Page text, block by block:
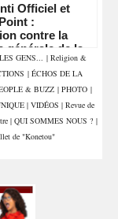
Officiel et
:
contre la
générale de la
Aïda
GENS... | Religion &
| ÉCHOS DE LA
& BUZZ | PHOTO |
| VIDÉOS | Revue de
| QUI SOMMES NOUS ? |
de "Konetou"